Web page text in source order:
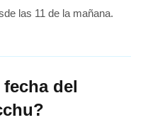
las 11 de la mañana.
del